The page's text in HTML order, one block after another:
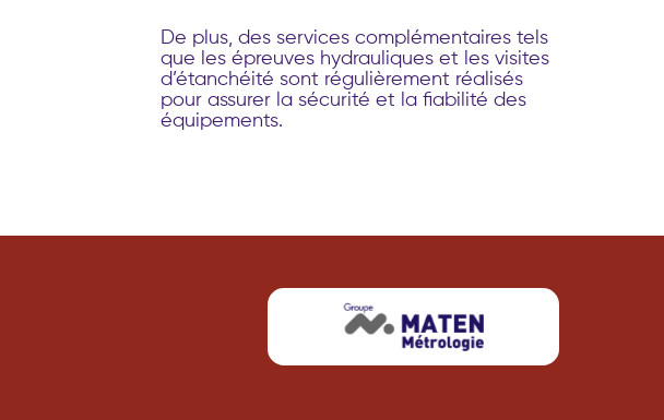
De plus, des services complémentaires tels
que les épreuves hydrauliques et les visites
d’étanchéité sont régulièrement réalisés
pour assurer la sécurité et la fiabilité des
équipements.